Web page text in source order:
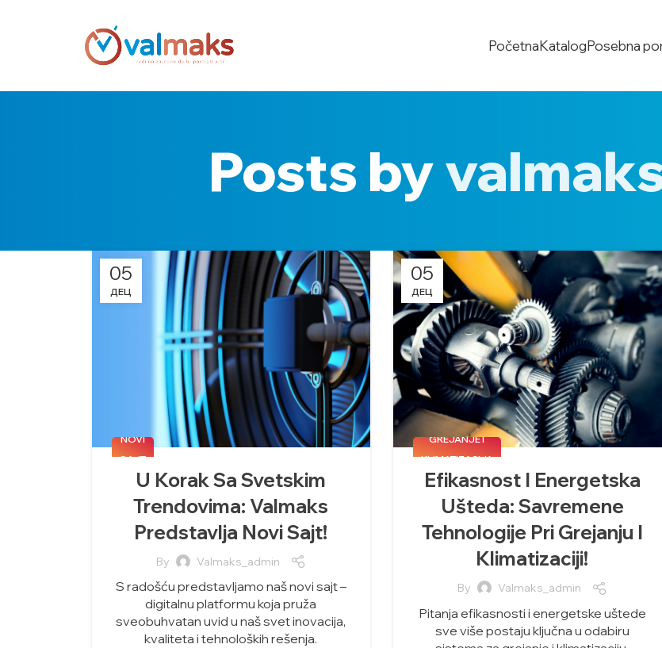
PočetnaKatalogPosebna
Posts by
05
ДЕЦ
NOVI
SAJT
U Korak Sa Svetskim
Trendovima: Valmaks
Predstavlja Novi Sajt!
By Valmaks_admin
S radošću predstavljamo naš novi sajt –
digitalnu platformu koja pruža
sveobuhvatan uvid u naš svet inovacija,
kvaliteta i tehnoloških rešenja.
05
ДЕЦ
GREJANJE I
KLIMATIZACIJA
Efikasnost I Energetska
Ušteda: Savremene
Tehnologije Pri Grejanju I
Klimatizaciji!
By Valmaks_admin
Pitanja efikasnosti i energetske uštede
sve više postaju ključna u odabiru